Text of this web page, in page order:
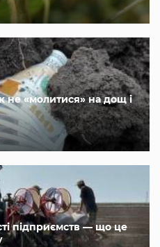
не «молитися» на дощ і
підприємств — що це